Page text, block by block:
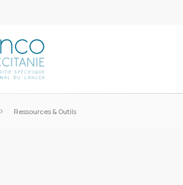
> Ressources & Outils